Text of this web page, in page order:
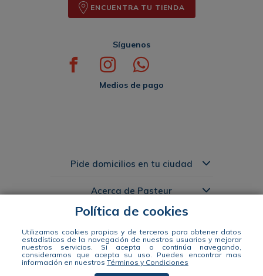
Política de cookies
Utilizamos cookies propias y de terceros para obtener datos
estadísticos de la navegación de nuestros usuarios y mejorar
nuestros servicios. Si acepta o continúa navegando,
consideramos que acepta su uso. Puedes encontrar mas
información en nuestros Términos y Condiciones
ENCUENTRA TU TIENDA
Síguenos
Medios de pago
Pide domicilios en tu ciudad
Acerca de Pasteur
Links de Interés
Distribuidora Pasteur S.A. Nit 890941663-1 Dir: Calle 49 #57-35 tel: 604
444 14 00 WhatsApp +57 311 344 2964